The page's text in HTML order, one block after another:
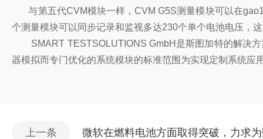
与第五代CVM模块一样，CVM G5S测量模块可以在gao
个测量模块可以同步记录和监视多达230个单个电池电压，
SMART TESTSOLUTIONS GmbH 是斯图加特的解决
器模拟而专门优化的系统模块的标准范围为实现定制系统
上一条 微软在燃料电池方面取得突破，力求